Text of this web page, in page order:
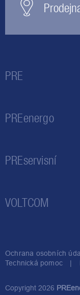
PRE
PREenergo
PREservisní
VOLTCOM
Ochrana osobních
Technická pomoc
Copyright 2026